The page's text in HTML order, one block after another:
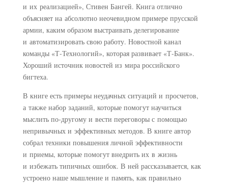
и их реализацией», Стивен Бангей. Книга отлично
объясняет на абсолютно неочевидном примере прусской
армии, каким образом выстраивать делегирование
и автоматизировать свою работу. Новостной канал
команды «Т-Технологий», которая развивает «Т-Банк».
Хороший источник новостей из мира российского
бигтеха.
В книге есть примеры неудачных ситуаций и просчетов,
а также набор заданий, которые помогут научиться
мыслить по-другому и вести переговоры с помощью
непривычных и эффективных методов. В книге автор
собрал техники повышения личной эффективности
и приемы, которые помогут внедрить их в жизнь
и избежать типичных ошибок. В ней рассказывается, как
устроено наше мышление и память, как правильно